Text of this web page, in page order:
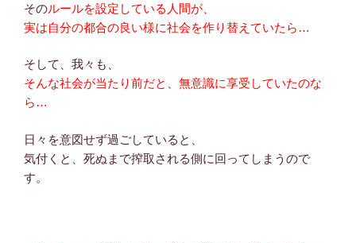
そのルールを設定している人間が、
実は自分の都合の良い様に社会を作り替えていたら…
そして、我々も、
そんな社会が当たり前だと、無意識に享受していたのな
ら…
日々を意図せず過ごしていると、
気付くと、死ぬまで搾取される側に回ってしまうので
す。